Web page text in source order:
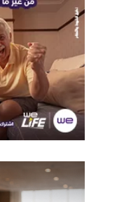
مستوى الجمهورية من
والتكنولوجي وهو ما
الرقمية والشهر العقاري .
وماهي التكلفة